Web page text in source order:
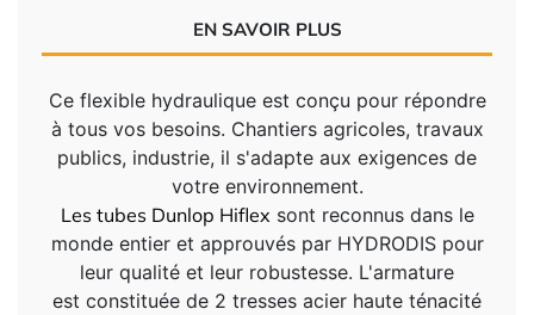
EN SAVOIR PLUS
Ce flexible hydraulique est conçu pour répondre
à tous vos besoins. Chantiers agricoles, travaux
publics, industrie, il s'adapte aux exigences de
votre environnement.
Les tubes Dunlop Hiflex sont reconnus dans le
monde entier et approuvés par HYDRODIS pour
leur qualité et leur robustesse. L'armature
est constituée de 2 tresses acier haute ténacité